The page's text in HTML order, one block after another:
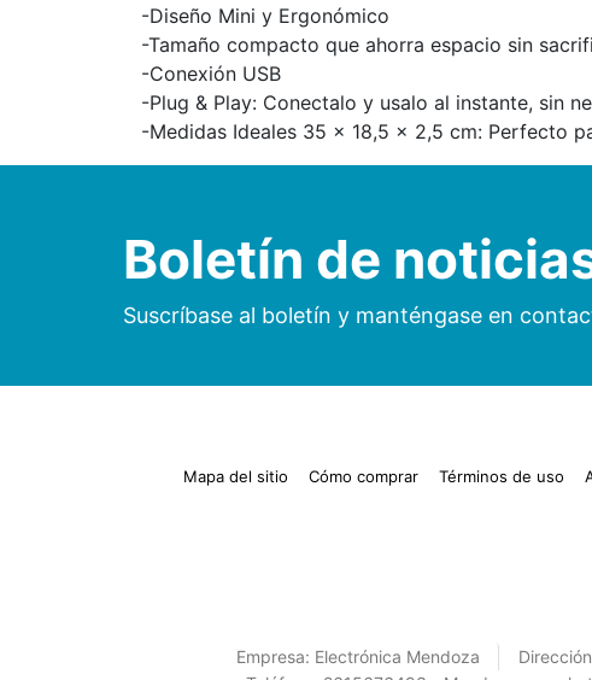
-Diseño Mini y Ergonómico
-Tamaño compacto que ahorra espacio sin
-Conexión USB
-Plug & Play: Conectalo y usalo al instante, sin
-Medidas Ideales 35 x 18,5 x 2,5 cm: Perfecto
Boletín de
Suscríbase al boletín y manténgase en
Mapa del sitio Cómo comprar Términos de uso
Empresa: Electrónica Mendoza